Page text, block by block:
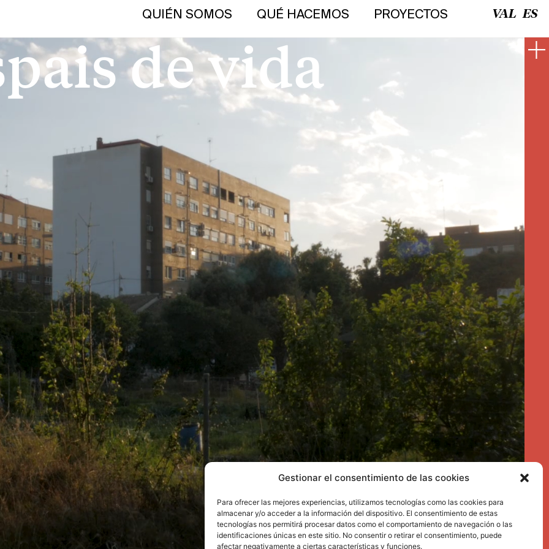
Gestionar el consentimiento de las cookies
Para ofrecer las mejores experiencias, utilizamos tecnologías como las cookies para
almacenar y/o acceder a la información del dispositivo. El consentimiento de estas
tecnologías nos permitirá procesar datos como el comportamiento de navegación o las
identificaciones únicas en este sitio. No consentir o retirar el consentimiento, puede
afectar negativamente a ciertas características y funciones.
QUIÉN SOMOS QUÉ HACEMOS PROYECTOS VAL ES
de vida